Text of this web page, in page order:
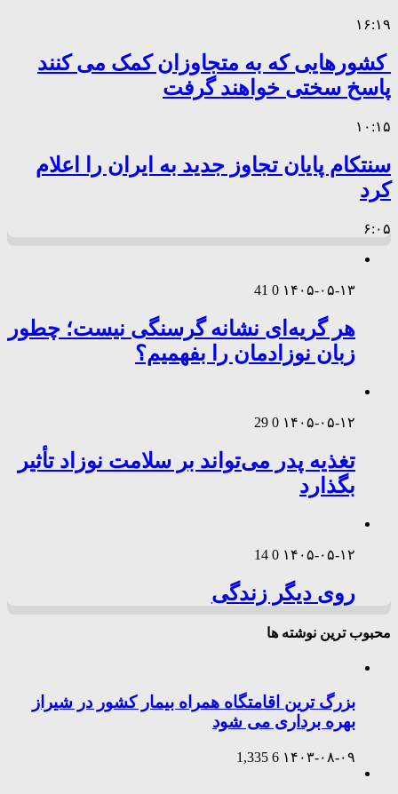
۱۶:۱۹
کشورهایی که به متجاوزان کمک می کنند
پاسخ سختی خواهند گرفت
۱۰:۱۵
سنتکام پایان تجاوز جدید به ایران را اعلام
کرد
۶:۰۵
۱۴۰۵-۰۵-۱۳ 0
41
هر گریه‌ای نشانه گرسنگی نیست؛ چطور
زبان نوزادمان را بفهمیم؟
۱۴۰۵-۰۵-۱۲ 0
29
تغذیه پدر می‌تواند بر سلامت نوزاد تأثیر
بگذارد
۱۴۰۵-۰۵-۱۲ 0
14
روی دیگر زندگی
محبوب ترین نوشته ها
بزرگ ترین اقامتگاه همراه بیمار کشور در شیراز
بهره برداری می شود
۱۴۰۳-۰۸-۰۹ 6
1,335